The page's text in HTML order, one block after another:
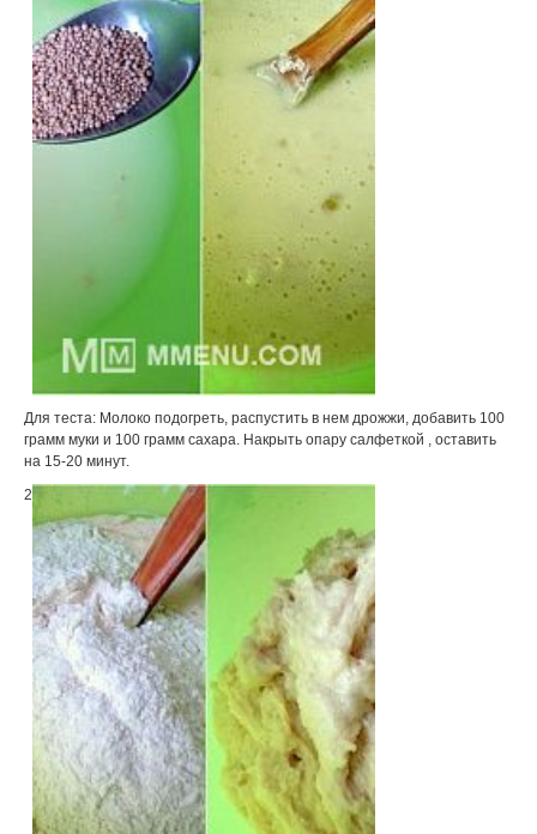
Для теста: Молоко подогреть, распустить в нем дрожжи, добавить 100
грамм муки и 100 грамм сахара. Накрыть опару салфеткой , оставить
на 15-20 минут.
2